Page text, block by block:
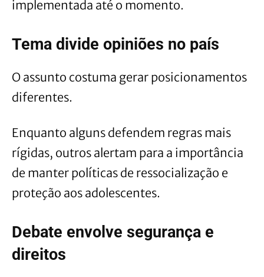
implementada até o momento.
Tema divide opiniões no país
O assunto costuma gerar posicionamentos
diferentes.
Enquanto alguns defendem regras mais
rígidas, outros alertam para a importância
de manter políticas de ressocialização e
proteção aos adolescentes.
Debate envolve segurança e
direitos